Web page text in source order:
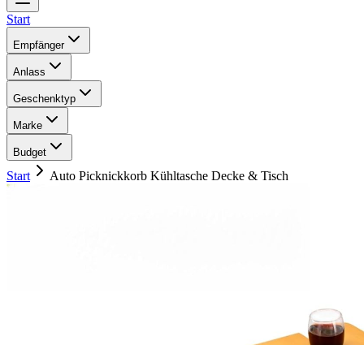
Start
Empfänger
Anlass
Geschenktyp
Marke
Budget
Start Auto Picknickkorb Kühltasche Decke & Tisch